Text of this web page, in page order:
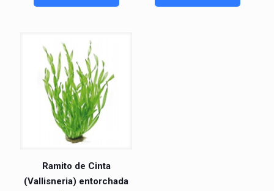
Ramito de Cinta
(Vallisneria) entorchada